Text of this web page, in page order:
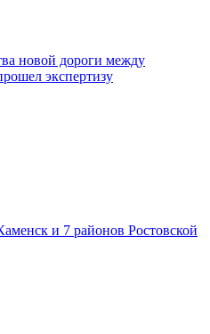
новой дороги между
экспертизу
и 7 районов Ростовской